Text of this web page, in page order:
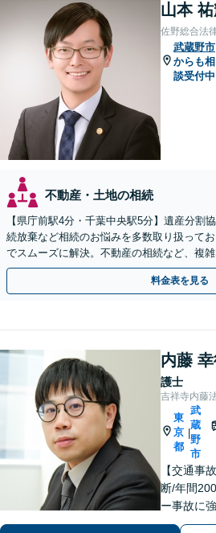
山本
佐野総合法
武蔵野市
からも相
談受付中
不動産・土地の相続
【県庁前駅4分・千葉中央駅5分】遺産分割
続放棄など相続のお悩みを多数取り扱って
でスムーズに解決。不動産の相続など、複
さい。【初回面談相談30分無料】
料金表を見る
内藤
護士
吉祥寺内藤
東
京
都
|
武
蔵
野
市
【交通事
断/年間
ー事故に
題】遺産